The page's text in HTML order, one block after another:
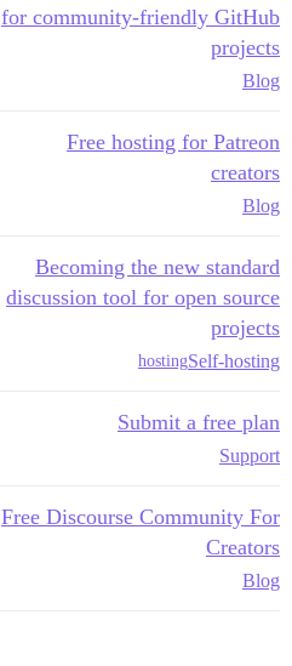
for community-friendly GitHub
projects
Blog
Free hosting for Patreon
creators
Blog
Becoming the new standard
discussion tool for open source
projects
Self-hosting
hosting
Submit a free plan
Support
Free Discourse Community For
Creators
Blog